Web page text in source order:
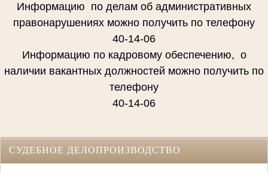
Информацию по делам об административных
правонарушениях можно получить по телефону
40-14-06
Информацию по кадровому обеспечению, о
наличии вакантных должностей можно получить по
телефону
40-14-06
СУДЕБНОЕ ДЕЛОПРОИЗВОДСТВО